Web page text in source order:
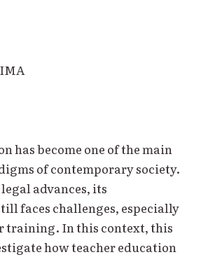
has become one of the main
of contemporary society.
advances, its
faces challenges, especially
training. In this context, this
how teacher education